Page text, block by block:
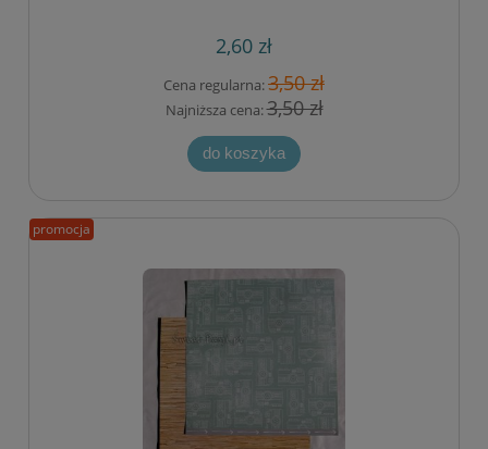
2,60 zł
Cena regularna:3,50 zł
Najniższa cena:3,50 zł
do koszyka
promocja